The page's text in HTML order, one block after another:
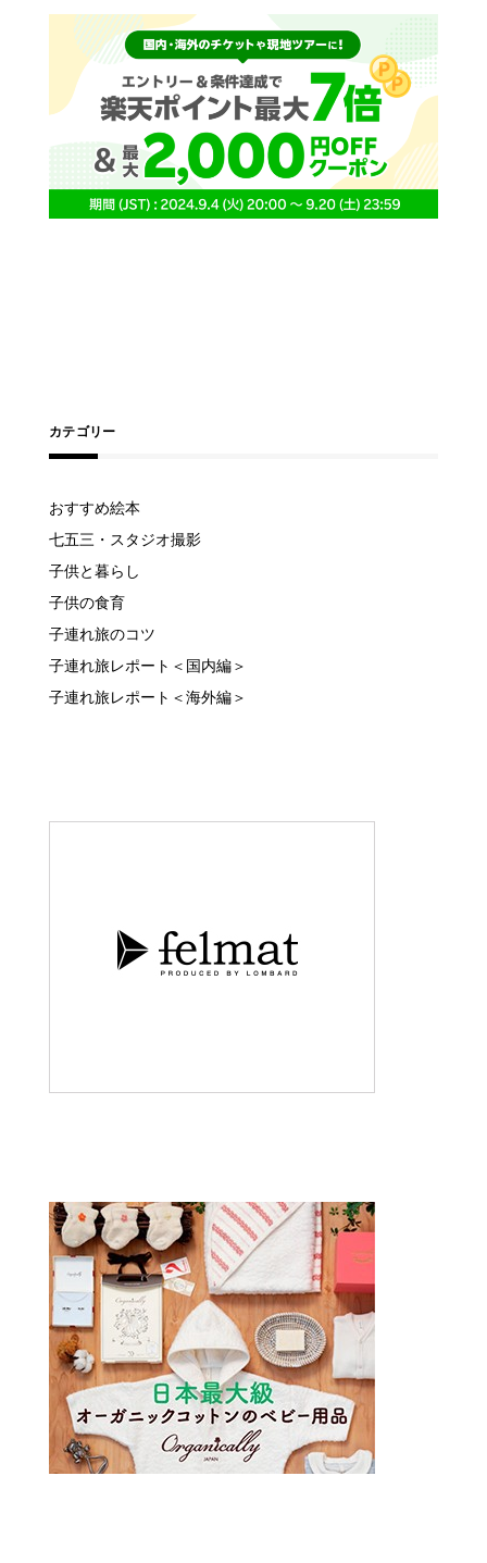
カテゴリー
おすすめ絵本
七五三・スタジオ撮影
子供と暮らし
子供の食育
子連れ旅のコツ
子連れ旅レポート＜国内編＞
子連れ旅レポート＜海外編＞